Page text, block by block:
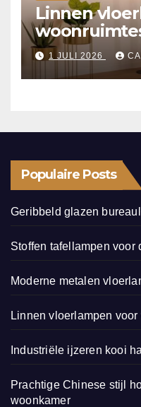
Linnen
1 JULI 2026
Populaire Posts
Geribbeld glazen
Stoffen tafellampen voor
Moderne metalen
Linnen vloerlampen
Industriële ijzeren kooi
Prachtige Chinese stijl
woonkamer